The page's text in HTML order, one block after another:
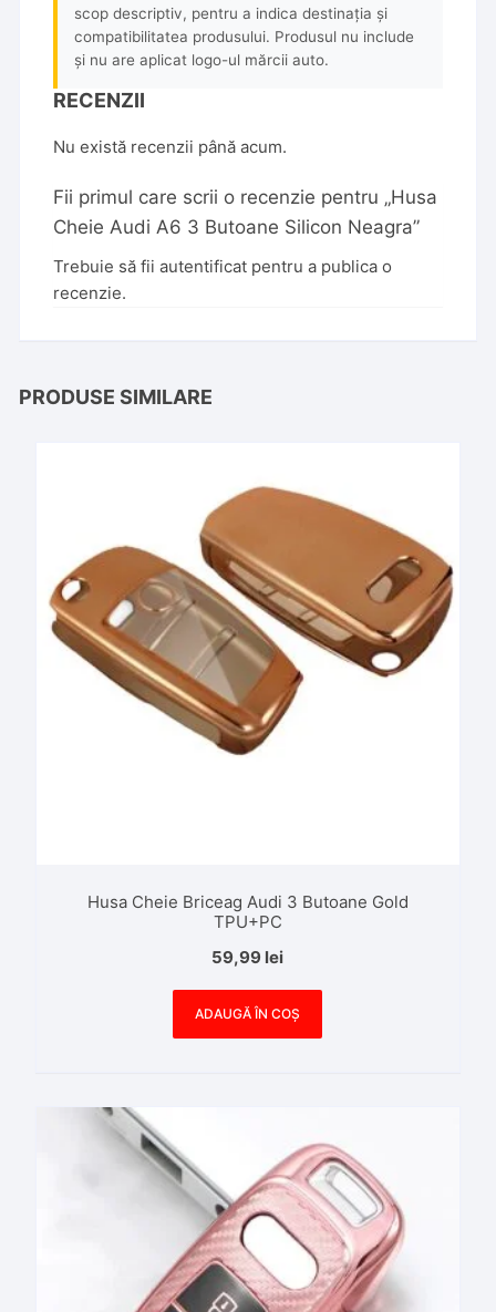
scop descriptiv, pentru a indica destinația și
compatibilitatea produsului. Produsul nu include
și nu are aplicat logo-ul mărcii auto.
RECENZII
Nu există recenzii până acum.
Fii primul care scrii o recenzie pentru „Husa
Cheie Audi A6 3 Butoane Silicon Neagra”
Trebuie să fiiautentificat pentru a publica o
recenzie.
PRODUSE SIMILARE
Husa Cheie Briceag Audi 3 Butoane Gold
TPU+PC
59,99 lei
ADAUGĂ ÎN COȘ